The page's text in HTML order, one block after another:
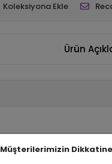
Koleksiyona Ekle
Ürün
Müşterilerimizin